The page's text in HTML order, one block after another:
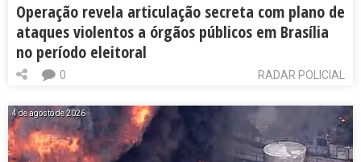
Operação revela articulação secreta com plano de
ataques violentos a órgãos públicos em Brasília
no período eleitoral
RADAR POLICIAL
0
4 de agosto de 2026